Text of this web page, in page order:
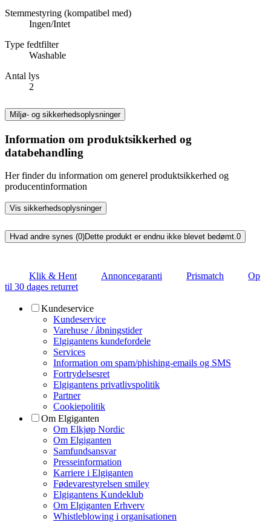
Stemmestyring (kompatibel med)
Ingen/Intet
Type fedtfilter
Washable
Antal lys
2
Miljø- og sikkerhedsoplysninger
Information om produktsikkerhed og
databehandling
Her finder du information om generel produktsikkerhed og
producentinformation
Vis sikkerhedsoplysninger
Hvad andre synes (0)Dette produkt er endnu ikke blevet bedømt.0
Klik & Hent Annoncegaranti Prismatch
Op
til 30 dages returret
Kundeservice
Kundeservice
Varehuse / åbningstider
Elgigantens kundefordele
Services
Information om spam/phishing-emails og SMS
Fortrydelsesret
Elgigantens privatlivspolitik
Partner
Cookiepolitik
Om Elgiganten
Om Elkjøp Nordic
Om Elgiganten
Samfundsansvar
Presseinformation
Karriere i Elgiganten
Fødevarestyrelsen smiley
Elgigantens Kundeklub
Om Elgiganten Erhverv
Whistleblowing i organisationen